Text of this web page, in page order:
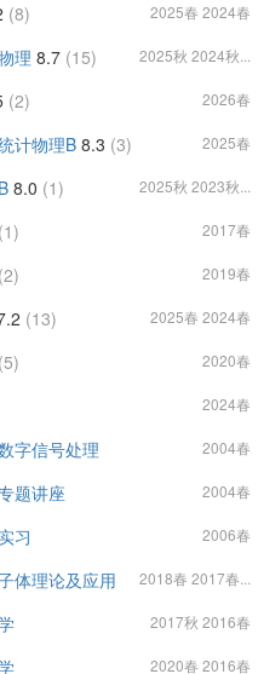
(8) 2025春 2024春
理 8.7 (15) 2025秋 2024秋...
(2) 2026春
计物理B 8.3 (3) 2025春
8.0 (1) 2025秋 2023秋...
(1) 2017春
(2) 2019春
(13) 2025春 2024春
(5) 2020春
2024春
字信号处理 2004春
题讲座 2004春
习 2006春
体理论及应用 2018春 2017春...
2017秋 2016春
2020春 2016春